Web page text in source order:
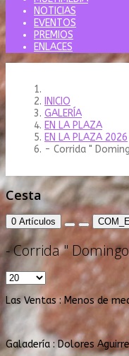
NOTICIAS
EVENTOS
PREMIOS
ENLACES
INICIO
GALERÍA
EN LA PLAZA
EN LA PLAZA 2026
- Corrida "
Cesta
0 Artículos
- Corrida "
Las Ventas : Menos de
Galadería : Dolores Aguirre